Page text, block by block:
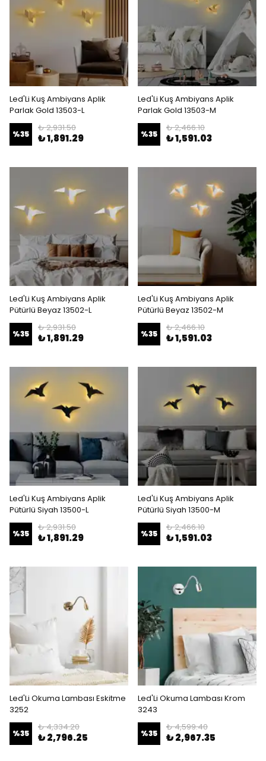
Led'Li Kuş Ambiyans Aplik
Parlak Gold 13503-L
%35
₺ 2,931.50
₺ 1,891.29
Led'Li Kuş Ambiyans Aplik
Parlak Gold 13503-M
%35
₺ 2,466.10
₺ 1,591.03
Led'Li Kuş Ambiyans Aplik
Pütürlü Beyaz 13502-L
%35
₺ 2,931.50
₺ 1,891.29
Led'Li Kuş Ambiyans Aplik
Pütürlü Beyaz 13502-M
%35
₺ 2,466.10
₺ 1,591.03
Led'Li Kuş Ambiyans Aplik
Pütürlü Siyah 13500-L
%35
₺ 2,931.50
₺ 1,891.29
Led'Li Kuş Ambiyans Aplik
Pütürlü Siyah 13500-M
%35
₺ 2,466.10
₺ 1,591.03
Led'Li Okuma Lambası Eskitme
3252
%35
₺ 4,334.20
₺ 2,796.25
Led'Li Okuma Lambası Krom
3243
%35
₺ 4,599.40
₺ 2,967.35